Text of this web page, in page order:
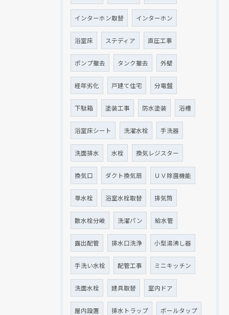
インターホン取替 インターホン
浴室床 ステディア 直圧工事
ポンプ撤去 タンク撤去 外壁
経年劣化 戸建て住宅 分電盤
下駄箱 塗装工事 防水塗装 浴槽
浴室床シート 洗濯水栓 手洗器
洗面排水 水栓 換気レジスター
換気口 ダクト換気扇 ＵＶ除菌機能
単水栓 浴室水栓取替 排気筒
散水栓分岐 洗濯パン 給水管
露出配管 排水口洗浄 小型湯沸し器
手洗い水栓 配管工事 ミニキッチン
洗面水栓 建具取替 室内ドア
屋内設置 排水トラップ ボールタップ